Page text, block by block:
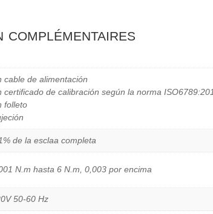
cable de alimentación
certificado de calibración según la norma
folleto
de la esclaa completa
N.m hasta 6 N.m, 0,003 por encima
50-60 Hz